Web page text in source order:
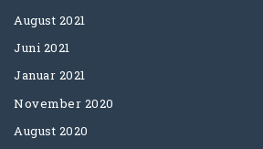
August 2021
Juni 2021
Januar 2021
November 2020
August 2020